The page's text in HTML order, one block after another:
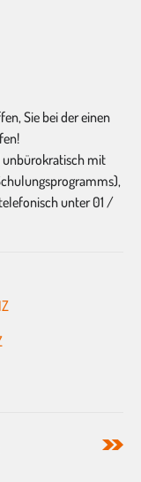
Sie bei der einen
unbürokratisch mit
unter 01 /